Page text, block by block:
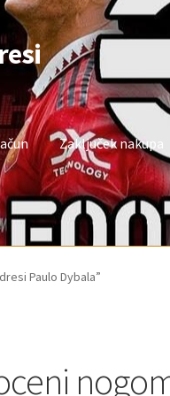
Zaključek nakupa
račun Trgovina
Paulo Dybala”